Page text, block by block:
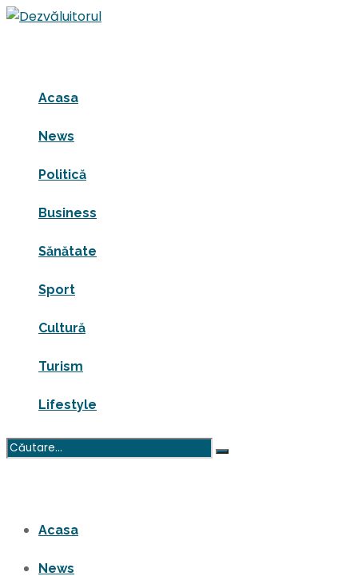
Acasa
News
Politică
Business
Sănătate
Sport
Cultură
Turism
Lifestyle
Acasa
News